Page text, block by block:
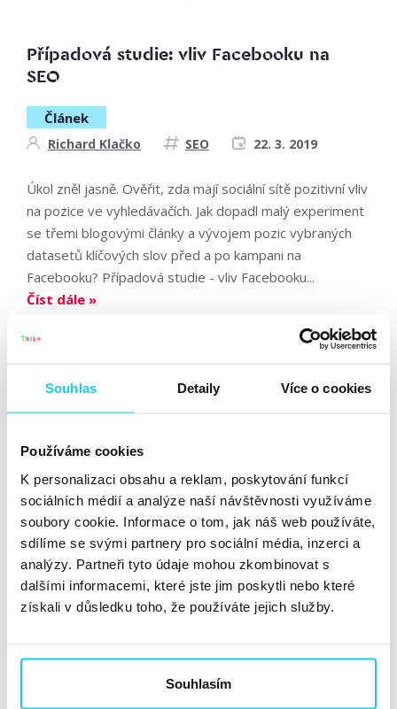
Souhlas Detaily Více o cookies
Používáme cookies
K personalizaci obsahu a reklam, poskytování funkcí
sociálních médií a analýze naší návštěvnosti využíváme
soubory cookie. Informace o tom, jak náš web používáte,
sdílíme se svými partnery pro sociální média, inzerci a
analýzy. Partneři tyto údaje mohou zkombinovat s
dalšími informacemi, které jste jim poskytli nebo které
získali v důsledku toho, že používáte jejich služby.
Souhlasím
Případová studie: vliv Facebooku na
SEO
Článek
Richard Klačko SEO 22. 3. 2019
Úkol zněl jasně. Ověřit, zda mají sociální sítě pozitivní vliv
na pozice ve vyhledávačích. Jak dopadl malý experiment
se třemi blogovými články a vývojem pozic vybraných
datasetů klíčových slov před a po kampani na
Facebooku? Případová studie - vliv Facebooku...
Číst dále »
22. 3. 2019
Nepodceňujte sílu komentářů a zpráv na sociálních
sítích. Zákaznický problém dokážete vyřešit i bez
zdlouhavých emailů. Krátká otázka a rychlá odpověď. To
je silná zákaznická páka. Jak si nastavit pravidla pro
community management? A v jakých případech je